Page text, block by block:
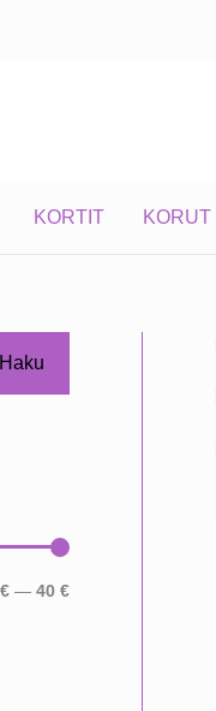
KORTIT KORUT
Haku
MM
— 40 €